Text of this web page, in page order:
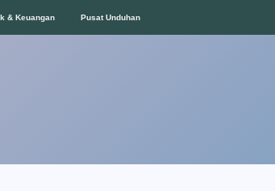
& Keuangan Pusat Unduhan